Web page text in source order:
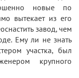
новые по
вытекает из его
завод, чем
Ему ли не знать
участка, был
крупного